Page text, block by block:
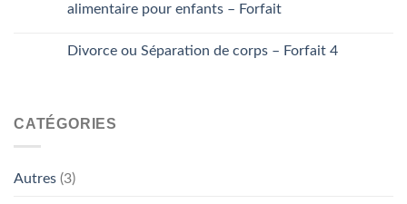
alimentaire pour enfants – Forfait
Divorce ou Séparation de corps – Forfait 4
CATÉGORIES
Autres (3)